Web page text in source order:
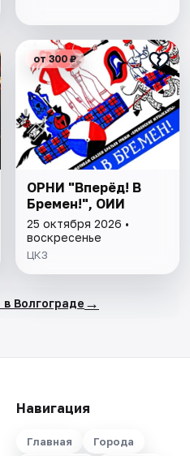
от 300 ₽
ОРНИ "Вперёд! В
Бремен!", ОИИ
25 октября 2026 •
воскресенье
ЦКЗ
Волгограде →
Навигация
Главная Города